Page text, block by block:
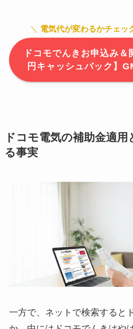
＼ 電気代が変わるかチェッ
ドコモでんきお申込み
円キャッシュバック】
ドコモ電気の補助金適
る事実
一方で、ネットで検索すると